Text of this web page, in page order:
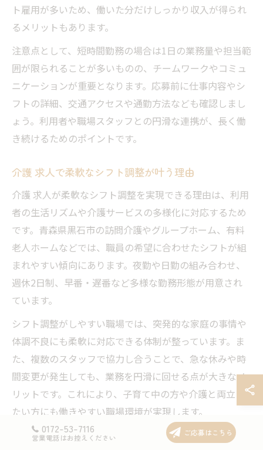
ト雇用が多いため、働いた分だけしっかり収入が得られ
るメリットもあります。
注意点として、短時間勤務の場合は1日の業務量や担当範
囲が限られることが多いものの、チームワークやコミュ
ニケーションが重要となります。応募前に仕事内容やシ
フトの詳細、交通アクセスや通勤方法なども確認しまし
ょう。利用者や職場スタッフとの円滑な連携が、長く働
き続けるためのポイントです。
介護 求人で柔軟なシフト調整が叶う理由
介護 求人が柔軟なシフト調整を実現できる理由は、利用
者の生活リズムや介護サービスの多様化に対応するため
です。青森県黒石市の訪問介護やグループホーム、有料
老人ホームなどでは、職員の希望に合わせたシフトが組
まれやすい傾向にあります。夜勤や日勤の組み合わせ、
週休2日制、早番・遅番など多様な勤務形態が用意され
ています。
シフト調整がしやすい職場では、突発的な家庭の事情や
体調不良にも柔軟に対応できる体制が整っています。ま
た、複数のスタッフで協力し合うことで、急な休みや時
間変更が発生しても、業務を円滑に回せる点が大きなメ
リットです。これにより、子育て中の方や介護と両立し
たい方にも働きやすい職場環境が実現します。
ただし、シフトの希望が多い場合は早めの相談や調整が
0172-53-7116
営業電話はお控えください
ご応募はこちら